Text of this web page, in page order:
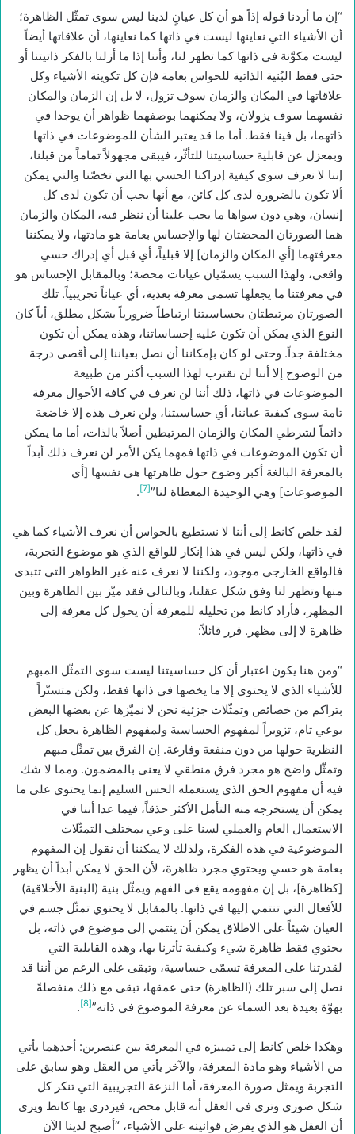
“إن ما أردنا قوله إذاً هو أن كل عيانٍ لدينا ليس سوى تمثّل الظاهرة؛
أن الأشياء التي نعاينها ليست في ذاتها كما نعاينها، أن علاقاتها أيضاً
ليست مكوَّنة في ذاتها كما تظهر لنا، وأننا إذا ما أزلنا بالفكر ذاتيتنا أو
حتى فقط البُنية الذاتية للحواس بعامة فإن كل تكوينة الأشياء وكل
علاقاتها في المكان والزمان سوف تزول، لا بل إن الزمان والمكان
نفسهما سوف يزولان، ولا يمكنهما بوصفهما ظواهر أن يوجدا في
ذاتهما، بل فينا فقط. أما ما قد يعتبر الشأن للموضوعات في ذاتها
وبمعزل عن قابلية حساسيتنا للتأثّر، فيبقى مجهولاً تماماً من قبلنا،
إننا لا نعرف سوى كيفية إدراكنا الحسي بها التي تخصّنا والتي يمكن
ألا تكون بالضرورة لدى كل كائن، مع أنها يجب أن تكون لدى كل
إنسان، وهي دون سواها ما يجب علينا أن ننظر فيه، المكان والزمان
هما الصورتان المحضتان لها والإحساس بعامة هو مادتها، ولا يمكننا
معرفتهما [أي المكان والزمان] إلا قبلياً، أي قبل أي إدراك حسي
واقعي، ولهذا السبب يسمّيان عيانات محضة؛ وبالمقابل الإحساس هو
في معرفتنا ما يجعلها تسمى معرفة بعدية، أي عياناً تجريبياً. تلك
الصورتان مرتبطتان بحساسيتنا ارتباطاً ضرورياً بشكل مطلق، أياً كان
النوع الذي يمكن أن تكون عليه إحساساتنا، وهذه يمكن أن تكون
مختلفة جداً. وحتى لو كان بإمكاننا أن نصل بعياننا إلى أقصى درجة
من الوضوح إلا أننا لن نقترب لهذا السبب أكثر من طبيعة
الموضوعات في ذاتها، ذلك أننا لن نعرف في كافة الأحوال معرفة
تامة سوى كيفية عياننا، أي حساسيتنا، ولن نعرف هذه إلا خاضعة
دائماً لشرطي المكان والزمان المرتبطين أصلاً بالذات، أما ما يمكن
أن تكون الموضوعات في ذاتها فمهما يكن الأمر لن نعرف ذلك أبداً
بالمعرفة البالغة أكبر وضوح حول ظاهرتها هي نفسها [أي
الموضوعات] وهي الوحيدة المعطاة لنا”[7]
.
لقد خلص كانط إلى أننا لا نستطيع بالحواس أن نعرف الأشياء كما هي
في ذاتها، ولكن ليس في هذا إنكار للواقع الذي هو موضوع التجربة،
فالواقع الخارجي موجود، ولكننا لا نعرف عنه غير الظواهر التي تتبدى
منها وتظهر لنا وفق شكل عقلنا، وبالتالي فقد ميّز بين الظاهرة وبين
المظهر، فأراد كانط من تحليله للمعرفة أن يحول كل معرفة إلى
ظاهرة لا إلى مظهر. قرر قائلاً:
“ومن هنا يكون اعتبار أن كل حساسيتنا ليست سوى التمثّل المبهم
للأشياء الذي لا يحتوي إلا ما يخصها في ذاتها فقط، ولكن متستّراً
بتراكم من خصائص وتمثّلات جزئية نحن لا نميّزها عن بعضها البعض
بوعي تام، تزويراً لمفهوم الحساسية ولمفهوم الظاهرة يجعل كل
النظرية حولها من دون منفعة وفارغة. إن الفرق بين تمثّل مبهم
وتمثّل واضح هو مجرد فرق منطقي لا يعنى بالمضمون. ومما لا شك
فيه أن مفهوم الحق الذي يستعمله الحس السليم إنما يحتوي على ما
يمكن أن يستخرجه منه التأمل الأكثر حذقاً، فيما عدا أننا في
الاستعمال العام والعملي لسنا على وعي بمختلف التمثّلات
الموضوعية في هذه الفكرة، ولذلك لا يمكننا أن نقول إن المفهوم
بعامة هو حسي ويحتوي مجرد ظاهرة، لأن الحق لا يمكن أبداً أن يظهر
[كظاهرة]، بل إن مفهومه يقع في الفهم ويمثّل بنية (البنية الأخلاقية)
للأفعال التي تنتمي إليها في ذاتها. بالمقابل لا يحتوي تمثّل جسم في
العيان شيئاً على الاطلاق يمكن أن ينتمي إلى موضوع في ذاته، بل
يحتوي فقط ظاهرة شيء وكيفية تأثرنا بها، وهذه القابلية التي
لقدرتنا على المعرفة تسمّى حساسية، وتبقى على الرغم من أننا قد
نصل إلى سبر تلك (الظاهرة) حتى عمقها، تبقى مع ذلك منفصلةً
بهوّة بعيدة بعد السماء عن معرفة الموضوع في ذاته”[8]
.
وهكذا خلص كانط إلى تمييزه في المعرفة بين عنصرين: أحدهما يأتي
من الأشياء وهو مادة المعرفة، والآخر يأتي من العقل وهو سابق على
التجربة ويمثل صورة المعرفة، أما النزعة التجريبية التي تنكر كل
شكل صوري وترى في العقل أنه قابل محض، فيزدري بها كانط ويرى
أن العقل هو الذي يفرض قوانينه على الأشياء، “أصبح لدينا الآن